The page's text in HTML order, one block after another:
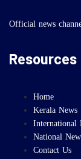
Official news
Resources
Home
Kerala News
International
National
Contact Us